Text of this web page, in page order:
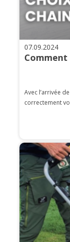
07.09.2024
Comment
Avec l’arrivée
correctement